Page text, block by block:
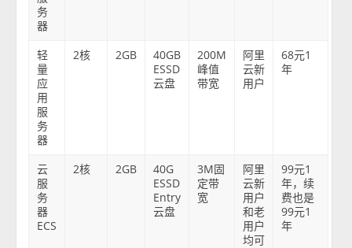
务
器
轻
量
应
用
服
务
器
2核 2GB
40GB
ESSD
云盘
200M
峰值
带宽
阿里
云新
用户
68元1
年
云
服
务
器
ECS
2核 2GB
40G
ESSD
Entry
云盘
3M固
定带
宽
阿里
云新
用户
和老
用户
均可
99元1
年，续
费也是
99元1
年